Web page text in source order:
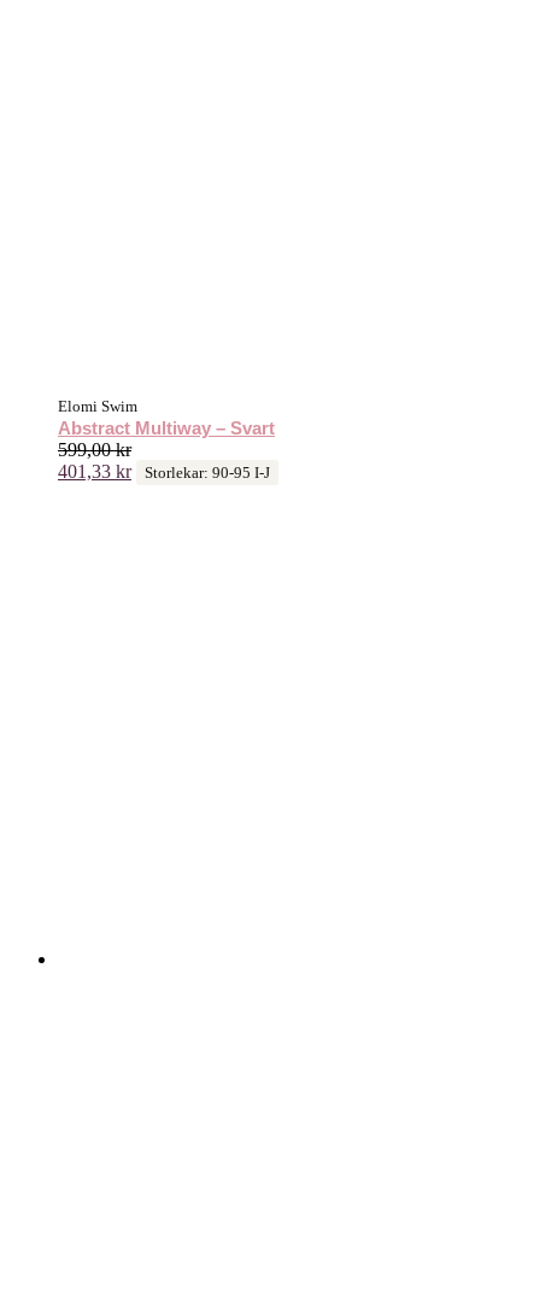
Elomi Swim
Abstract Multiway – Svart
599,00kr
401,33 kr Storlekar: 90-95 I-J